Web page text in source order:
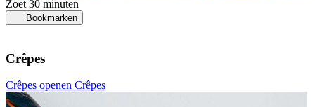
Zoet 30 minuten
Bookmarken
Crêpes
Crêpes openen Crêpes